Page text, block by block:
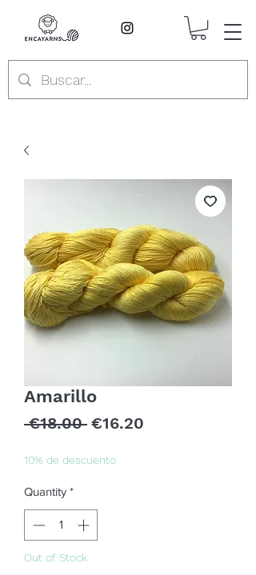
Amarillo
€18.00 Regular
€16.20
10% de descuento
Quantity *
Out of Stock